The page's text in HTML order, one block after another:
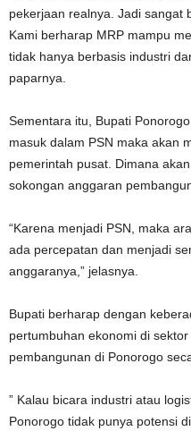
pekerjaan realnya. Jadi sangat
Kami berharap MRP mampu
tidak hanya berbasis industri
paparnya.
Sementara itu, Bupati
masuk dalam PSN maka akan
pemerintah pusat. Dimana
sokongan anggaran
“Karena menjadi PSN, maka
ada percepatan dan menjadi
anggaranya,” jelasnya.
Bupati berharap dengan
pertumbuhan ekonomi di
pembangunan di Ponorogo
” Kalau bicara industri atau
Ponorogo tidak punya potensi